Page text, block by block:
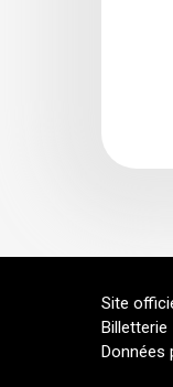
Site
Billetterie
Données